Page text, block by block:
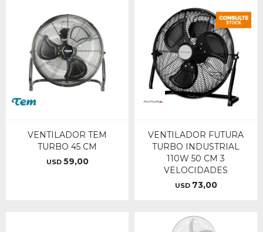
VENTILADOR TEM
TURBO 45 CM
USD 59,00
VENTILADOR FUTURA
TURBO INDUSTRIAL
110W 50 CM 3
VELOCIDADES
USD 73,00